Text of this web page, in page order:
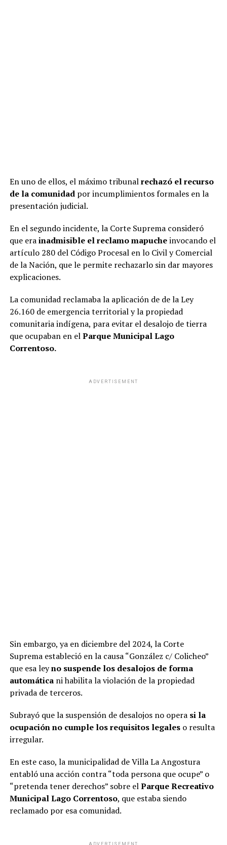
En uno de ellos, el máximo tribunalrechazó el recurso
de la comunidadpor incumplimientos formales en la
presentación judicial.
En el segundo incidente, la Corte Suprema consideró
que erainadmisible el reclamo mapucheinvocando el
artículo 280 del Código Procesal en lo Civil y Comercial
de la Nación, que le permite rechazarlo sin dar mayores
explicaciones.
La comunidad reclamaba la aplicación de de la Ley
26.160 de emergencia territorial y la propiedad
comunitaria indígena, para evitar el desalojo de tierra
que ocupaban en elParque Municipal Lago
Correntoso.
ADVERTISEMENT
Sin embargo, ya en diciembre del 2024, la Corte
Suprema estableció en la causa “González c/ Colicheo”
que esa leyno suspende los desalojos de forma
automática ni habilita la violación de la propiedad
privada de terceros.
Subrayó que la suspensión de desalojos no opera si la
ocupación no cumple los requisitos legaleso resulta
irregular.
En este caso, la municipalidad de Villa La Angostura
entabló una acción contra “toda persona que ocupe” o
“pretenda tener derechos” sobre elParque Recreativo
Municipal Lago Correntoso, que estaba siendo
reclamado por esa comunidad.